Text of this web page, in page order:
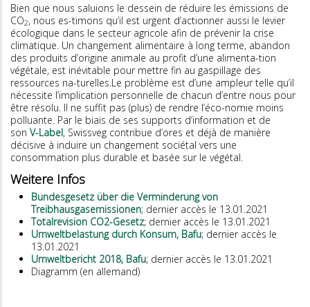
Bien que nous saluions le dessein de réduire les émissions de
CO2, nous es-timons qu’il est urgent d’actionner aussi le levier
écologique dans le secteur agricole afin de prévenir la crise
climatique. Un changement alimentaire à long terme, abandon
des produits d’origine animale au profit d’une alimenta-tion
végétale, est inévitable pour mettre fin au gaspillage des
ressources na-turelles.Le problème est d’une ampleur telle qu’il
nécessite l’implication personnelle de chacun d’entre nous pour
être résolu. Il ne suffit pas (plus) de rendre l’éco-nomie moins
polluante. Par le biais de ses supports d’information et de
son V-Label, Swissveg contribue d’ores et déjà de manière
décisive à induire un changement sociétal vers une
consommation plus durable et basée sur le végétal.
Weitere Infos
Bundesgesetz über die Verminderung von
Treibhausgasemissionen; dernier accès le 13.01.2021
Totalrevision CO2-Gesetz; dernier accès le 13.01.2021
Umweltbelastung durch Konsum, Bafu; dernier accès le
13.01.2021
Umweltbericht 2018, Bafu; dernier accès le 13.01.2021
Diagramm (en allemand)